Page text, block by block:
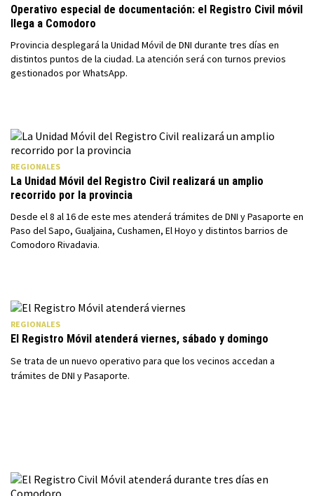
Operativo especial de documentación: el Registro Civil móvil
llega a Comodoro
Provincia desplegará la Unidad Móvil de DNI durante tres días en
distintos puntos de la ciudad. La atención será con turnos previos
gestionados por WhatsApp.
REGIONALES
La Unidad Móvil del Registro Civil realizará un amplio
recorrido por la provincia
Desde el 8 al 16 de este mes atenderá trámites de DNI y Pasaporte en
Paso del Sapo, Gualjaina, Cushamen, El Hoyo y distintos barrios de
Comodoro Rivadavia.
REGIONALES
El Registro Móvil atenderá viernes, sábado y domingo
Se trata de un nuevo operativo para que los vecinos accedan a
trámites de DNI y Pasaporte.